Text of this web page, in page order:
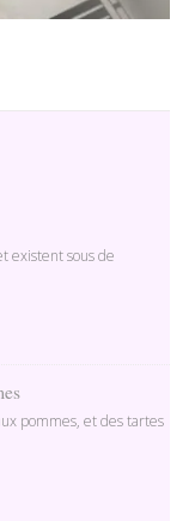
existent sous de
pommes, et des tartes